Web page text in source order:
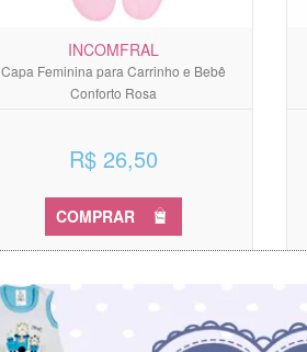
INCOMFRAL
Capa Feminina para Carrinho e Bebê
Conforto Rosa
R$ 26,50
COMPRAR